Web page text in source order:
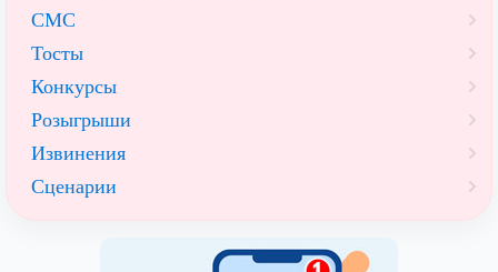
СМС
Тосты
Конкурсы
Розыгрыши
Извинения
Сценарии